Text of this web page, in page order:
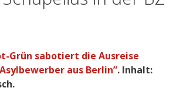
Grün sabotiert die Ausreise
aus Berlin”. Inhalt: